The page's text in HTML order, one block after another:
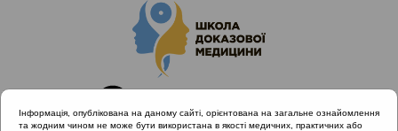
Інформація, опублікована на даному сайті, орієнтована на загальне ознайомлення
та жодним чином не може бути використана в якості медичних, практичних або